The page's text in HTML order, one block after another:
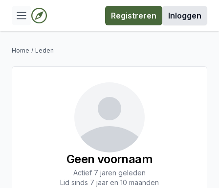
Registreren Inloggen
Home / Leden
Geen voornaam
Actief 7 jaren geleden
Lid sinds 7 jaar en 10 maanden